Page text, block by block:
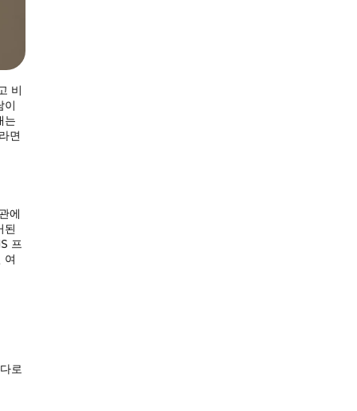
비
이
는
면
에
된
프
여
로